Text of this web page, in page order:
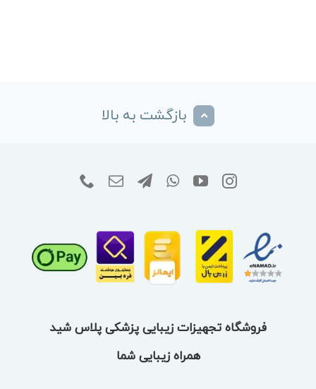
بازگشت به بالا
فروشگاه تجهیزات زیبایی پزشکی پلاس شید
همراه زیبایی شما